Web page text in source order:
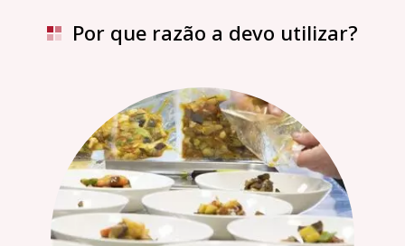
Por que razão a devo utilizar?